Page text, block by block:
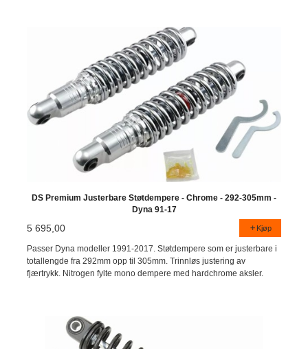
DS Premium Justerbare Støtdempere - Chrome - 292-305mm -
Dyna 91-17
5 695,00 Kjøp
Passer Dyna modeller 1991-2017. Støtdempere som er justerbare i
totallengde fra 292mm opp til 305mm. Trinnløs justering av
fjærtrykk. Nitrogen fylte mono dempere med hardchrome aksler.